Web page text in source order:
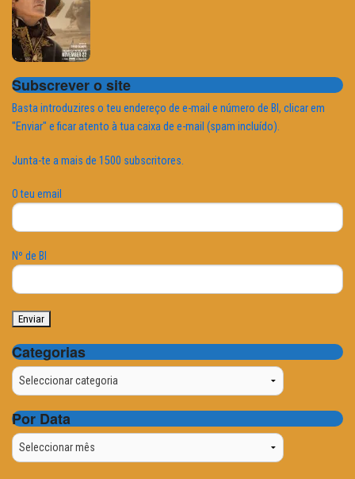
Subscrever o site
Basta introduzires o teu endereço de e-mail e número de BI, clicar em
"Enviar" e ficar atento à tua caixa de e-mail (spam incluído).
Junta-te a mais de 1500 subscritores.
O teu email
Nº de BI
Categorias
Categorias
Por Data
Por
Data